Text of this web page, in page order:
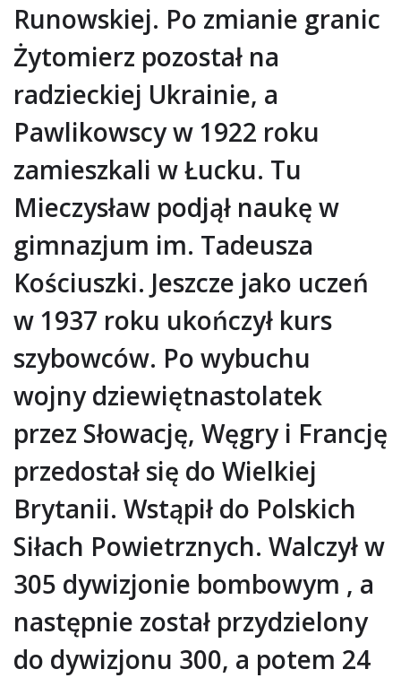
Runowskiej. Po zmianie granic
Żytomierz pozostał na
radzieckiej Ukrainie, a
Pawlikowscy w 1922 roku
zamieszkali w Łucku. Tu
Mieczysław podjął naukę w
gimnazjum im. Tadeusza
Kościuszki. Jeszcze jako uczeń
w 1937 roku ukończył kurs
szybowców. Po wybuchu
wojny dziewiętnastolatek
przez Słowację, Węgry i Francję
przedostał się do Wielkiej
Brytanii. Wstąpił do Polskich
Siłach Powietrznych. Walczył w
305 dywizjonie bombowym , a
następnie został przydzielony
do dywizjonu 300, a potem 24